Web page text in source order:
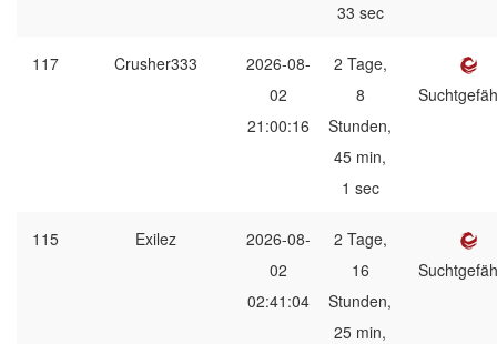
33 sec
117 Crusher333
2026-08-
02
21:00:16
2 Tage,
8
Stunden,
45 min,
1 sec
115 Exilez
2026-08-
02
02:41:04
2 Tage,
16
Stunden,
25 min,